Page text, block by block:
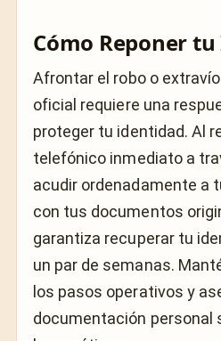
Cómo Reponer tu
Afrontar el robo o
oficial requiere una
proteger tu identidad. Al
telefónico inmediato a
acudir ordenadamente a
con tus documentos
garantiza recuperar tu
un par de semanas.
los pasos operativos y
documentación personal